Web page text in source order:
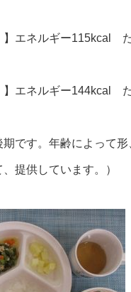
】エネルギー115kcal
】エネルギー144kcal
期です。年齢によって
提供しています。）